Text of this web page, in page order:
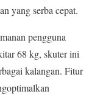
yang serba cepat.
pengguna
68 kg, skuter ini
kalangan. Fitur